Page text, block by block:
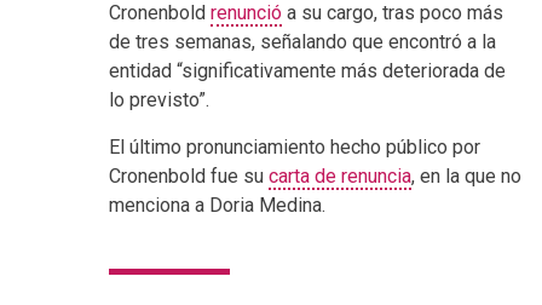
Cronenbold renunció a su cargo, tras poco más
de tres semanas, señalando que encontró a la
entidad “significativamente más deteriorada de
lo previsto”.
El último pronunciamiento hecho público por
Cronenbold fue su carta de renuncia, en la que no
menciona a Doria Medina.